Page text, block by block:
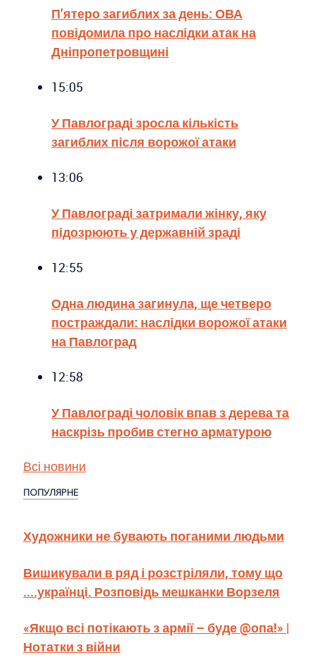
П’ятеро загиблих за день: ОВА
повідомила про наслідки атак на
Дніпропетровщині
15:05
У Павлограді зросла кількість
загиблих після ворожої атаки
13:06
У Павлограді затримали жінку, яку
підозрюють у державній зраді
12:55
Одна людина загинула, ще четверо
постраждали: наслідки ворожої атаки
на Павлоград
12:58
У Павлограді чоловік впав з дерева та
наскрізь пробив стегно арматурою
Всі новини
ПОПУЛЯРНЕ
Художники не бувають поганими людьми
Вишикували в ряд і розстріляли, тому що
....українці. Розповідь мешканки Ворзеля
«Якщо всі потікають з армії – буде @опа!» |
Нотатки з війни